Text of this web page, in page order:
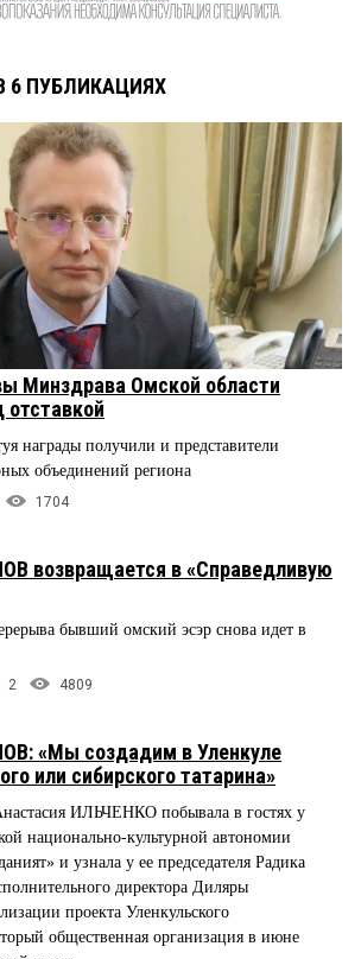
6 ПУБЛИКАЦИЯХ
Минздрава Омской области
отставкой
награды получили и представители
объединений региона
1704
возвращается в «Справедливую
бывший омский эсэр снова идет в
2 4809
«Мы создадим в Уленкуле
или сибирского татарина»
ИЛЬЧЕНКО побывала в гостях у
национально-культурной автономии
и узнала у ее председателя Радика
директора Диляры
проекта Уленкульского
общественная организация в июне